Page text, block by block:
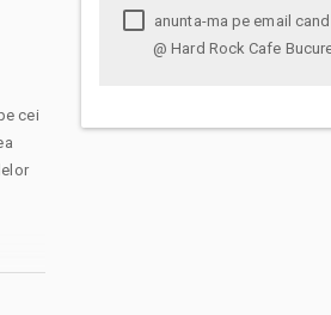
@ Hard Rock Cafe
cei